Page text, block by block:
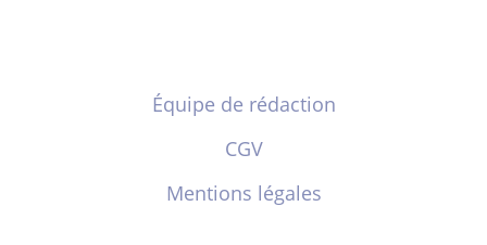
Équipe de rédaction
CGV
Mentions légales